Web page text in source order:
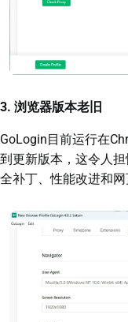
3. 浏览器版本老旧
GoLogin目前运行在
到更新版本，这令人
全补丁、性能改进和网